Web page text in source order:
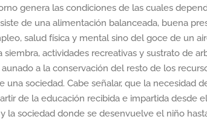
genera las condiciones de las cuales
de una alimentación balanceada, buena
salud física y mental sino del goce de un
actividades recreativas y sustrato de
a la conservación del resto de los
sociedad. Cabe señalar, que la necesidad
de la educación recibida e impartida desde
la sociedad donde se desenvuelve el niño